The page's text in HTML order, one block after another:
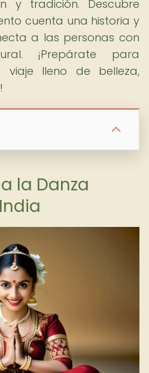
y tradición. Descubre
cuenta una historia y
a las personas con
¡Prepárate para
lleno de belleza,
la Danza